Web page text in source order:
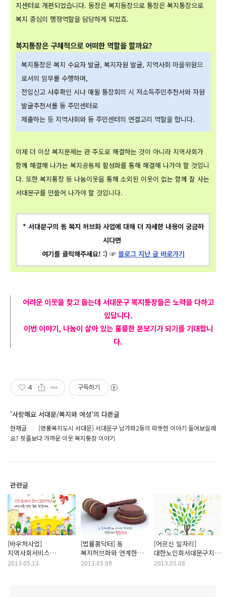
지센터로 개편되었습니다. 동장은 복지동장으로 통장은 복지통장으로
복지 중심의 행정역할을 담당하게 되었죠.
복지통장은 구체적으로 어떠한 역할을 할까요?
복지통장은 복지 수요자 발굴, 복지자원 발굴, 지역사회 마을위원으
로서의 임무를 수행하며,
전입신고 사후확인 시나 매월 통장회의 시 저소득주민추천서와 자원
발굴추천서를 동 주민센터로
제출하는 등 지역사회와 동 주민센터의 연결고리 역할을 합니다.
이제 더 이상 복지문제는 관 주도로 해결하는 것이 아니라 지역사회가
함께 해결해 나가는 복지공동체 활성화를 통해 해결해 나가야 할 것입니
다. 또한 복지통장 등 나눔이웃을 통해 소외된 이웃이 없는 함께 잘 사는
서대문구를 만들어 나가야 할 것입니다.
* 서대문구의 동 복지 허브화 사업에 대해 더 자세한 내용이 궁금하
시다면
여기를 클릭해주세요! :) ☞ 블로그 지난 글 바로가기
어려운 이웃을 찾고 돕는데 서대문구 복지통장들은 노력을 다하고
있답니다.
이번 이야기, 나눔이 살아 있는 훌륭한 본보기가 되기를 기대합니
다.
4 구독하기
'사랑해요 서대문/복지와 여성'의 다른글
현재글
[명품복지도시 서대문] 서대문구 남가좌2동의 따뜻한 이야기 들어보실래
요? 핏줄보다 가까운 이웃 복지통장 이야기
관련글
[바우처사업]
지역사회서비스
투자사업(바우처)
2013.05.13
[법률홈닥터] 동
복지허브화와 연계한
찾아가는 법률주치의
2013.05.09
[어르신 일자리]
대한노인회서대문구지회가
어르신
2013.05.08